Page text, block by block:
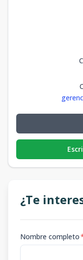
¿Te
Nombre completo